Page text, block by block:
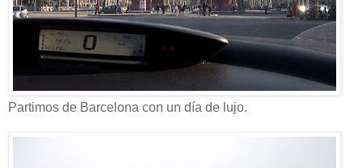
Partimos de Barcelona con un día de lujo.